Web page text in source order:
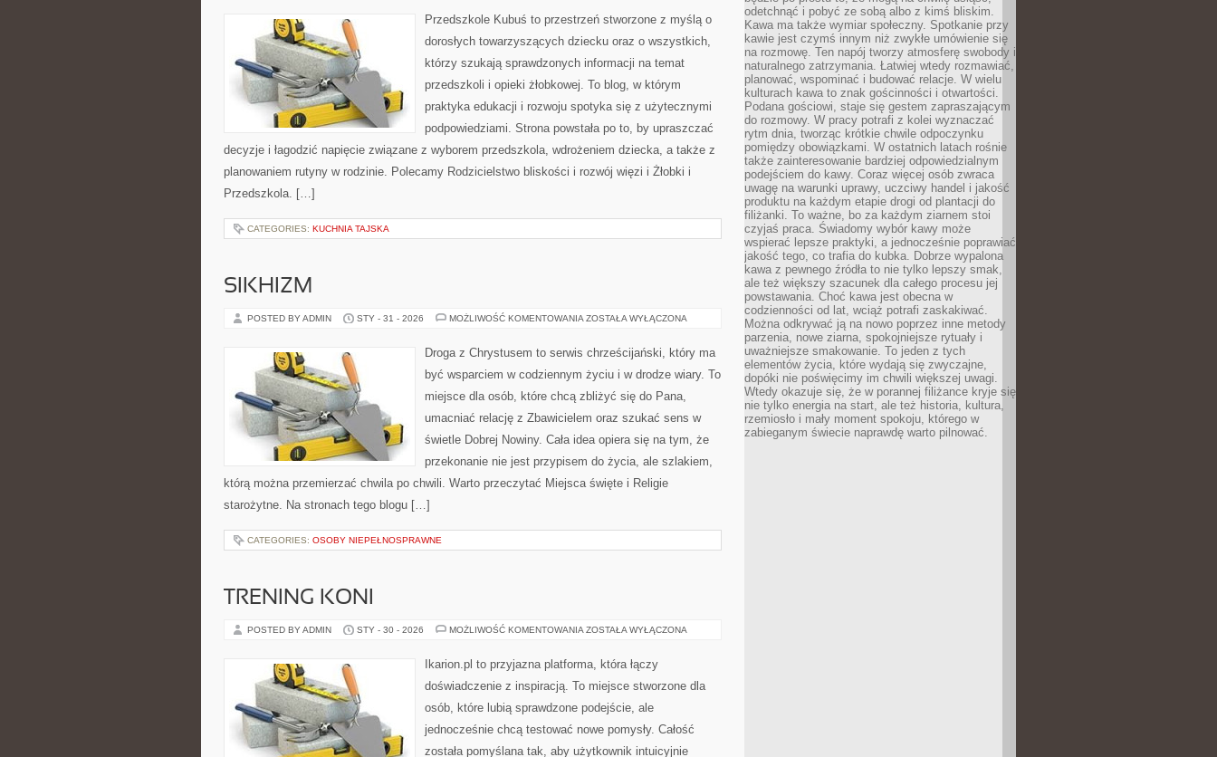
SZKOŁY
Przedszkole Kubuś to przestrzeń stworzone z myślą o
dorosłych towarzyszących dziecku oraz o wszystkich,
którzy szukają sprawdzonych informacji na temat
przedszkoli i opieki żłobkowej. To blog, w którym
praktyka edukacji i rozwoju spotyka się z użytecznymi
podpowiedziami. Strona powstała po to, by upraszczać
decyzje i łagodzić napięcie związane z wyborem przedszkola, wdrożeniem dziecka, a także z
planowaniem rutyny w rodzinie. Polecamy Rodzicielstwo bliskości i rozwój więzi i Żłobki i
Przedszkola. […]
CATEGORIES: KUCHNIA TAJSKA
SIKHIZM
POSTED BY ADMIN STY - 31 - 2026 MOŻLIWOŚĆ KOMENTOWANIA SIKHIZM
ZOSTAŁA WYŁĄCZONA
Droga z Chrystusem to serwis chrześcijański, który ma
być wsparciem w codziennym życiu i w drodze wiary. To
miejsce dla osób, które chcą zbliżyć się do Pana,
umacniać relację z Zbawicielem oraz szukać sens w
świetle Dobrej Nowiny. Cała idea opiera się na tym, że
przekonanie nie jest przypisem do życia, ale szlakiem,
którą można przemierzać chwila po chwili. Warto przeczytać Miejsca święte i Religie
starożytne. Na stronach tego blogu […]
CATEGORIES: OSOBY NIEPEŁNOSPRAWNE
TRENING KONI
POSTED BY ADMIN STY - 30 - 2026 MOŻLIWOŚĆ KOMENTOWANIA TRENING
ZOSTAŁA WYŁĄCZONA
Ikarion.pl to przyjazna platforma, która łączy
doświadczenie z inspiracją. To miejsce stworzone dla
osób, które lubią sprawdzone podejście, ale
jednocześnie chcą testować nowe pomysły. Całość
została pomyślana tak, aby użytkownik intuicyjnie
odetchnąć i pobyć ze sobą albo z kimś bliskim.
Kawa ma także wymiar społeczny. Spotkanie przy
kawie jest czymś innym niż zwykłe umówienie się
na rozmowę. Ten napój tworzy atmosferę swobody i
naturalnego zatrzymania. Łatwiej wtedy rozmawiać,
planować, wspominać i budować relacje. W wielu
kulturach kawa to znak gościnności i otwartości.
Podana gościowi, staje się gestem zapraszającym
do rozmowy. W pracy potrafi z kolei wyznaczać
rytm dnia, tworząc krótkie chwile odpoczynku
pomiędzy obowiązkami. W ostatnich latach rośnie
także zainteresowanie bardziej odpowiedzialnym
podejściem do kawy. Coraz więcej osób zwraca
uwagę na warunki uprawy, uczciwy handel i jakość
produktu na każdym etapie drogi od plantacji do
filiżanki. To ważne, bo za każdym ziarnem stoi
czyjaś praca. Świadomy wybór kawy może
wspierać lepsze praktyki, a jednocześnie poprawiać
jakość tego, co trafia do kubka. Dobrze wypalona
kawa z pewnego źródła to nie tylko lepszy smak,
ale też większy szacunek dla całego procesu jej
powstawania. Choć kawa jest obecna w
codzienności od lat, wciąż potrafi zaskakiwać.
Można odkrywać ją na nowo poprzez inne metody
parzenia, nowe ziarna, spokojniejsze rytuały i
uważniejsze smakowanie. To jeden z tych
elementów życia, które wydają się zwyczajne,
dopóki nie poświęcimy im chwili większej uwagi.
Wtedy okazuje się, że w porannej filiżance kryje się
nie tylko energia na start, ale też historia, kultura,
rzemiosło i mały moment spokoju, którego w
zabieganym świecie naprawdę warto pilnować.